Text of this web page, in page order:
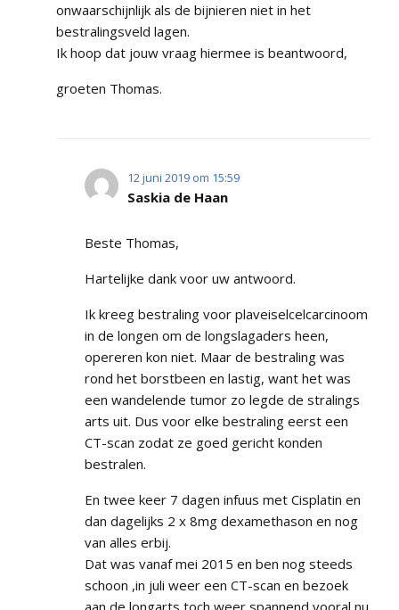
onwaarschijnlijk als de bijnieren niet in het
bestralingsveld lagen.
Ik hoop dat jouw vraag hiermee is beantwoord,
groeten Thomas.
12 juni 2019 om 15:59
Saskia de Haan
Beste Thomas,
Hartelijke dank voor uw antwoord.
Ik kreeg bestraling voor plaveiselcelcarcinoom
in de longen om de longslagaders heen,
opereren kon niet. Maar de bestraling was
rond het borstbeen en lastig, want het was
een wandelende tumor zo legde de stralings
arts uit. Dus voor elke bestraling eerst een
CT-scan zodat ze goed gericht konden
bestralen.
En twee keer 7 dagen infuus met Cisplatin en
dan dagelijks 2 x 8mg dexamethason en nog
van alles erbij.
Dat was vanaf mei 2015 en ben nog steeds
schoon ,in juli weer een CT-scan en bezoek
aan de longarts toch weer spannend vooral nu